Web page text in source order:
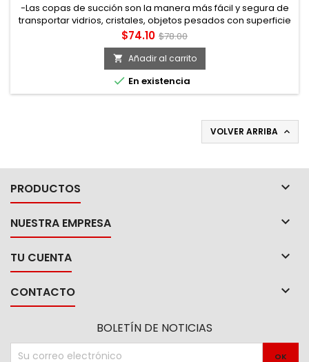
-Las copas de succión son la manera más fácil y segura de
transportar vidrios, cristales, objetos pesados con superficie
lisa o no porosa. -4-1/2" (115mm) diámetro de copa. -
Capacidad de trabajo 36kg. -Copa de goma y mango de
plástico ABS. -Ideal para cargar objetos pesados, en
especial láminas, vidrios, espejos y cristales autromotrices.
Precio
$74.10 Precio
base
$78.00
 Añadir al carrito
 En existencia
VOLVER ARRIBA 
PRODUCTOS 
NUESTRA EMPRESA 
TU CUENTA 
CONTACTO 
BOLETÍN DE NOTICIAS